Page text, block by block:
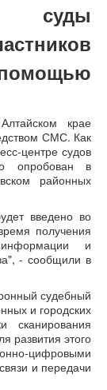
крае
СМС. Как
центре судов
опробован в
районных
введено во
получения
и
- сообщили в
судебный
и городских
сканирования
развития этого
цифровыми
и передачи